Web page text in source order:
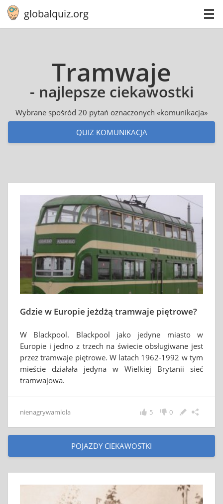
globalquiz.org
Tramwaje
- najlepsze ciekawostki
Wybrane spośród 20 pytań oznaczonych «komunikacja»
QUIZ KOMUNIKACJA
Gdzie w Europie jeżdżą tramwaje piętrowe?
W Blackpool. Blackpool jako jedyne miasto w
Europie i jedno z trzech na świecie obsługiwane jest
przez tramwaje piętrowe. W latach 1962-1992 w tym
mieście działała jedyna w Wielkiej Brytanii sieć
tramwajowa.
nienagrywamlola 0
5
POJAZDY CIEKAWOSTKI